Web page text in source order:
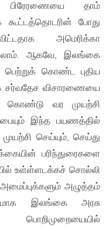
பிரேரணையை தாம்
போது
அமெரிக்கா
ஆகவே, இலங்கை
பெற்றுக் கொண்ட புதிய
விசாரணையை
கொண்டு வர முயற்சி
இந்த பயணத்தில்
செய்யும், செய்து
பரிந்துரைகளை
உள்ள்ளடக்கச் சொல்லி
அமைப்புக்களும் அழுத்தம்
இலங்கை அரசு